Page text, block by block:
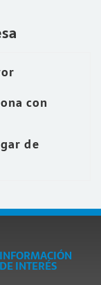
con
de
INFORMACIÓN
DE INTERÉS